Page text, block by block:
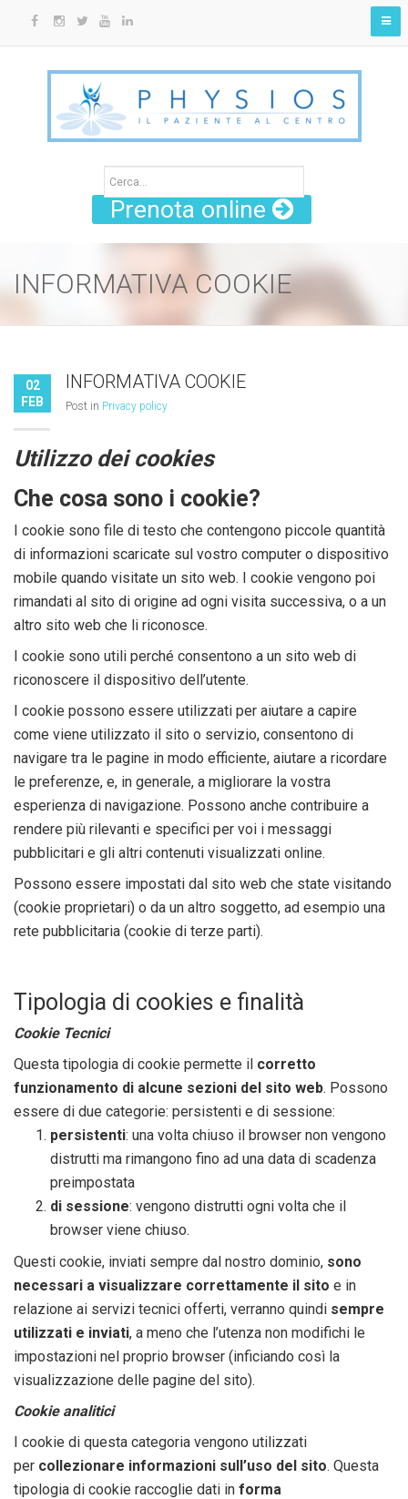
Prenota online
INFORMATIVA COOKIE
02
FEB
INFORMATIVA COOKIE
Post in Privacy policy
Utilizzo dei cookies
Che cosa sono i cookie?
I cookie sono file di testo che contengono piccole quantità
di informazioni scaricate sul vostro computer o dispositivo
mobile quando visitate un sito web. I cookie vengono poi
rimandati al sito di origine ad ogni visita successiva, o a un
altro sito web che li riconosce.
I cookie sono utili perché consentono a un sito web di
riconoscere il dispositivo dell’utente.
I cookie possono essere utilizzati per aiutare a capire
come viene utilizzato il sito o servizio, consentono di
navigare tra le pagine in modo efficiente, aiutare a ricordare
le preferenze, e, in generale, a migliorare la vostra
esperienza di navigazione. Possono anche contribuire a
rendere più rilevanti e specifici per voi i messaggi
pubblicitari e gli altri contenuti visualizzati online.
Possono essere impostati dal sito web che state visitando
(cookie proprietari) o da un altro soggetto, ad esempio una
rete pubblicitaria (cookie di terze parti).
Tipologia di cookies e finalità
Cookie Tecnici
Questa tipologia di cookie permette il corretto
funzionamento di alcune sezioni del sito web. Possono
essere di due categorie: persistenti e di sessione:
persistenti: una volta chiuso il browser non vengono
distrutti ma rimangono fino ad una data di scadenza
preimpostata
di sessione: vengono distrutti ogni volta che il
browser viene chiuso.
Questi cookie, inviati sempre dal nostro dominio, sono
necessari a visualizzare correttamente il sito e in
relazione ai servizi tecnici offerti, verranno quindi sempre
utilizzati e inviati, a meno che l’utenza non modifichi le
impostazioni nel proprio browser (inficiando così la
visualizzazione delle pagine del sito).
Cookie analitici
I cookie di questa categoria vengono utilizzati
per collezionare informazioni sull’uso del sito. Questa
tipologia di cookie raccoglie dati in forma